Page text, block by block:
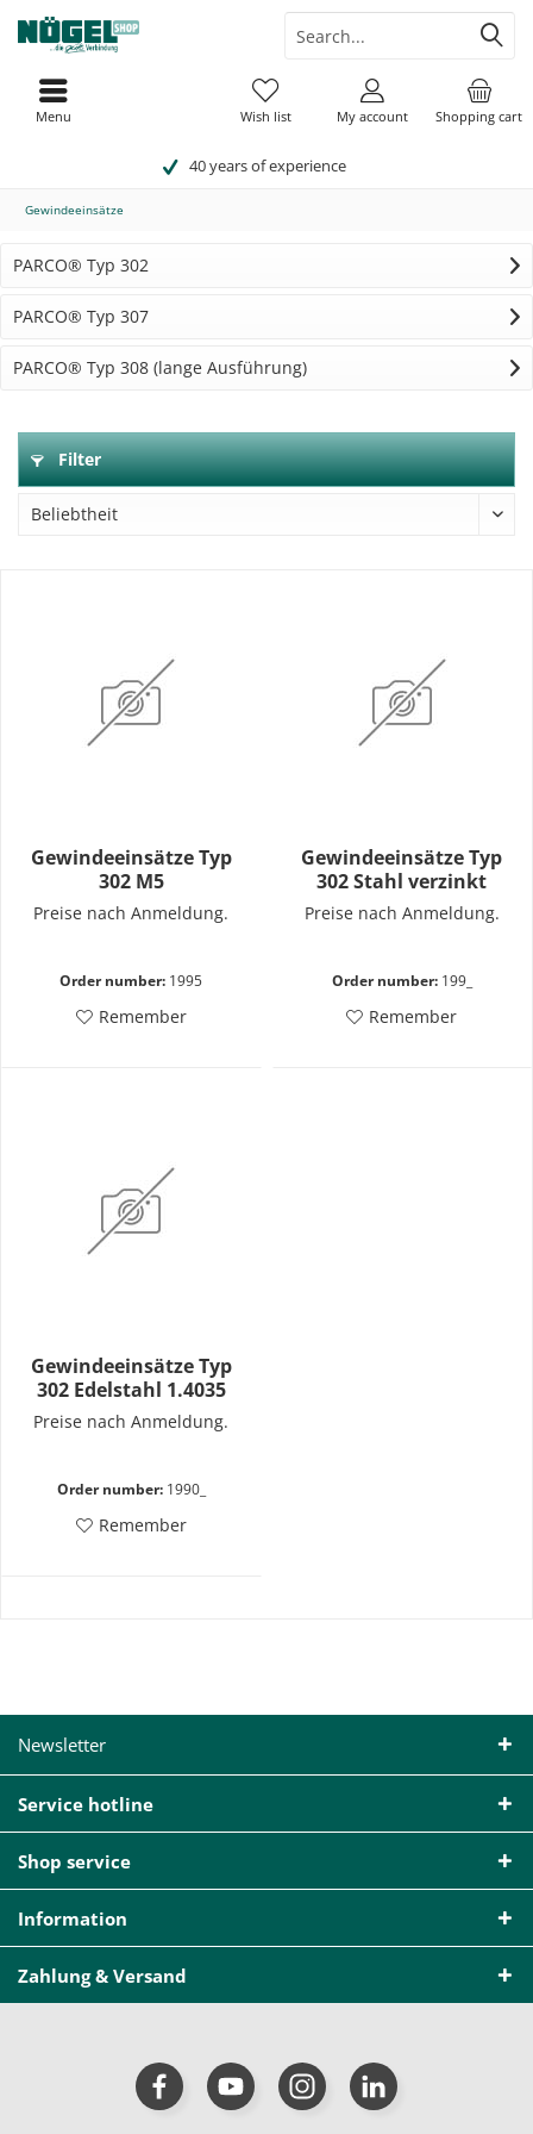
40 years of experience
Shopping cart
Wish list My account
Menu
Gewindeeinsätze
PARCO® Typ 302
PARCO® Typ 307
PARCO® Typ 308 (lange Ausführung)
Filter
Gewindeeinsätze Typ
302 M5
Preise nach Anmeldung.
Order number: 1995
Remember
Gewindeeinsätze Typ
302 Stahl verzinkt
Preise nach Anmeldung.
Order number: 199_
Remember
Gewindeeinsätze Typ
302 Edelstahl 1.4035
Preise nach Anmeldung.
Order number: 1990_
Remember
Newsletter
Service hotline
Shop service
Information
Zahlung & Versand